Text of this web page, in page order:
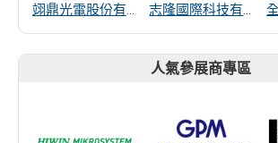
翊鼎光電股份有限公司 志隆國際科技有限公司
人氣參展商專區